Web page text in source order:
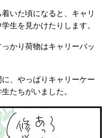
いた頃になると、キャリ
生を見かけたりします。
かり荷物はキャリーバッ
、やっぱりキャリーケー
たちがいました。